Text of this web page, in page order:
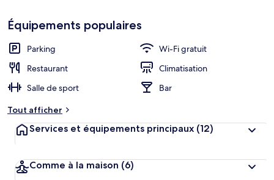
Équipements populaires
Parking
Wi-Fi gratuit
Restaurant
Climatisation
Salle de sport
Bar
Tout afficher
Services et équipements principaux (12)
Comme à la maison (6)